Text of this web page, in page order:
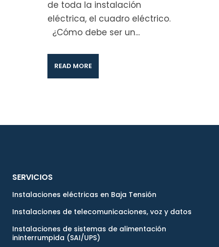
de toda la instalación
eléctrica, el cuadro eléctrico.
¿Cómo debe ser un...
READ MORE
SERVICIOS
Instalaciones eléctricas en Baja Tensión
Instalaciones de telecomunicaciones, voz y datos
Instalaciones de sistemas de alimentación
ininterrumpida (SAI/UPS)